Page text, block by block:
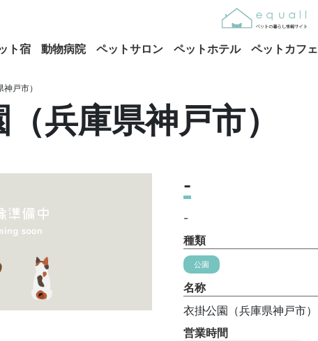
ト宿 動物病院 ペットサロン ペットホテル ペットカフェ
戸市）
兵庫県神戸市）
-
-
種類
公園
名称
衣掛公園（兵庫県神戸市）
営業時間